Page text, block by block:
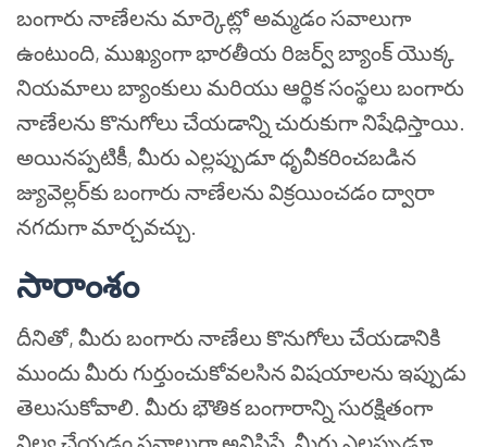
బంగారు నాణేలను మార్కెట్లో అమ్మడం సవాలుగా
ఉంటుంది, ముఖ్యంగా భారతీయ రిజర్వ్ బ్యాంక్ యొక్క
నియమాలు బ్యాంకులు మరియు ఆర్థిక సంస్థలు బంగారు
నాణేలను కొనుగోలు చేయడాన్ని చురుకుగా నిషేధిస్తాయి.
అయినప్పటికీ, మీరు ఎల్లప్పుడూ ధృవీకరించబడిన
జ్యువెల్లర్‌కు బంగారు నాణేలను విక్రయించడం ద్వారా
నగదుగా మార్చవచ్చు.
సారాంశం
దీనితో, మీరు బంగారు నాణేలు కొనుగోలు చేయడానికి
ముందు మీరు గుర్తుంచుకోవలసిన విషయాలను ఇప్పుడు
తెలుసుకోవాలి. మీరు భౌతిక బంగారాన్ని సురక్షితంగా
నిల్వ చేయడం సవాలుగా అనిపిస్తే, మీరు ఎల్లప్పుడూ